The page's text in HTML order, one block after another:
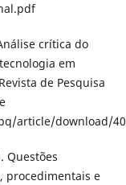
crítica do
em
de Pesquisa
article/download/
Questões
procedimentais e